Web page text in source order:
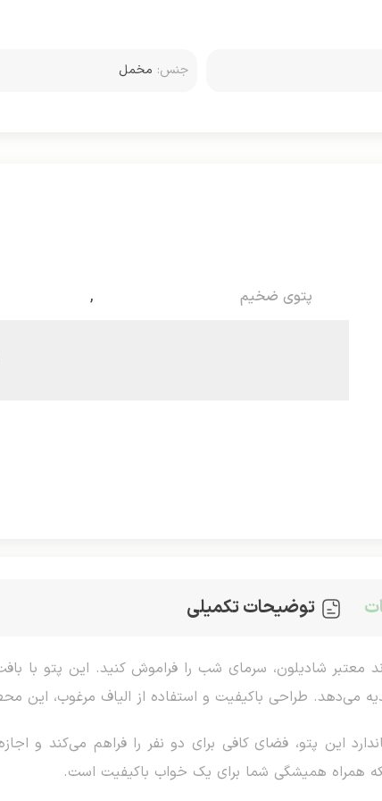
جنس: مخمل
پتوی ضخیم ,
توضیحات تکمیلی
معتبر شادیلون، سرمای شب را فراموش کنید. این پتو
می‌دهد. طراحی باکیفیت و استفاده از الیاف مرغوب، این
این پتو، فضای کافی برای دو نفر را فراهم می‌کند و
همراه همیشگی شما برای یک خواب باکیفیت است.